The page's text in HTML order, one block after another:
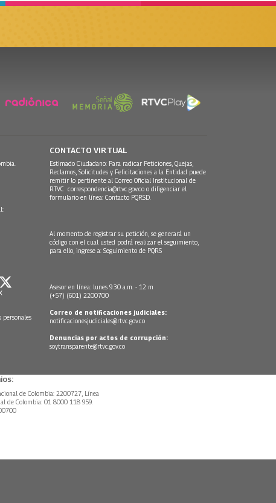
CONTACTO VIRTUAL
Estimado Ciudadano: Para radicar Peticiones, Quejas,
Reclamos, Solicitudes y Felicitaciones a la Entidad puede
remitir lo pertinente al Correo Oficial Institucional de
RTVC correspondencia@rtvc.gov.co o diligenciar el
formulario en línea: Contacto PQRSD.
Al momento de registrar su petición, se generará un
código con el cual usted podrá realizar el seguimiento,
para ello, ingrese a: Seguimiento de PQRS
Asesor en línea: lunes 9:30 a.m. - 12 m
(+57) (601) 2200700
Correo de notificaciones judiciales:
notificacionesjudiciales@rtvc.gov.co
Denuncias por actos de corrupción:
soytransparente@rtvc.gov.co
de Colombia: 2200727, Línea
de Colombia: 01 8000 118 959.